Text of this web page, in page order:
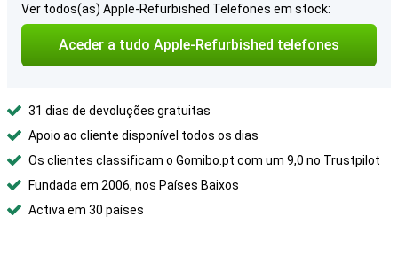
Ver todos(as) Apple-Refurbished Telefones em stock:
Aceder a tudo Apple-Refurbished telefones
31 dias de devoluções gratuitas
Apoio ao cliente disponível todos os dias
Os clientes classificam o Gomibo.pt com um 9,0 no Trustpilot
Fundada em 2006, nos Países Baixos
Activa em 30 países